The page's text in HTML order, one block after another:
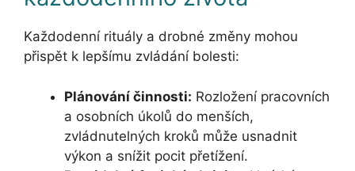
Každodenní rituály a drobné změny mohou
přispět k lepšímu zvládání bolesti:
Plánování činnosti: Rozložení pracovních
a osobních úkolů do menších,
zvládnutelných kroků může usnadnit
výkon a snížit pocit přetížení.